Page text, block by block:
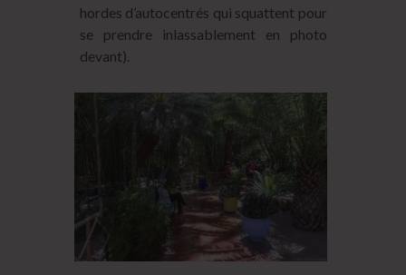
hordes d’autocentrés qui squattent pour
se prendre inlassablement en photo
devant).